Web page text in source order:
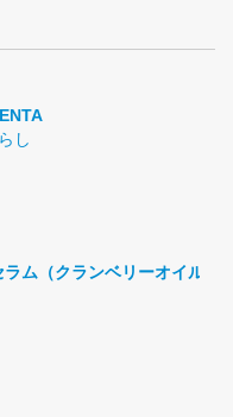
し
ム（クランベリーオイル）